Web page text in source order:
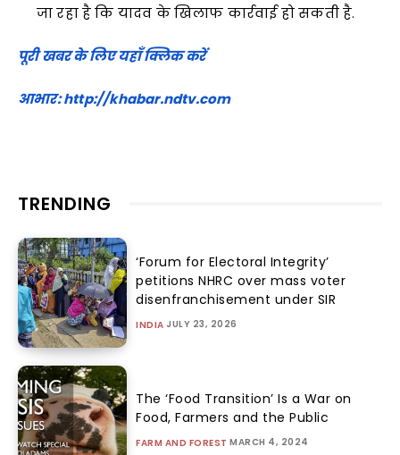
जा रहा है कि यादव के खिलाफ कार्रवाई हो सकती है.
पूरी खबर के लिए यहाँ क्लिक करें
आभार: http://khabar.ndtv.com
TRENDING
‘Forum for Electoral Integrity’
petitions NHRC over mass voter
disenfranchisement under SIR
INDIA JULY 23, 2026
The ‘Food Transition’ Is a War on
Food, Farmers and the Public
FARM AND FOREST MARCH 4, 2024